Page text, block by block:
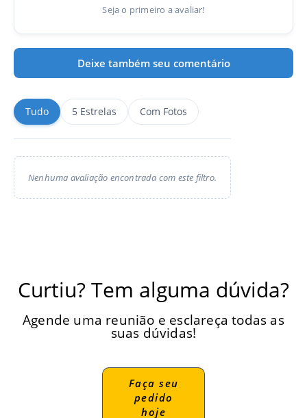
Seja o primeiro a avaliar!
Deixe também seu comentário
Tudo 5 Estrelas Com Fotos
Nenhuma avaliação encontrada com este filtro.
Curtiu? Tem alguma dúvida?
Agende uma reunião e esclareça todas as
suas dúvidas!
Faça seu
pedido
hoje